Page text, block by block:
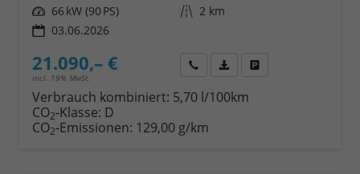
Leistung 66 kW (90 PS) Kilometerstand 2 km
03.06.2026
21.090,– €
incl. 19% MwSt.
Wir rufen Sie anFahrzeugexposé (PDF)
Verbrauch kombiniert: 5,70 l/100km
CO2-Klasse: D
CO2-Emissionen: 129,00 g/km